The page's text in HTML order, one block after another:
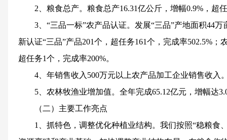
2、粮食总产。粮食总产16.31亿公斤，增幅0.9%，超
3、“三品一标”农产品认证。发展“三品”产地面积44万
新认证“三品”产品201个，超任务161个，完成率502.5%
超任务1个，完成率200%。
4、年销售收入500万元以上农产品加工企业销售收入。
5、农林牧渔业增加值。全年完成65.12亿元，增幅达
（二）主要工作亮点
1、抓特色，调整优化种植业结构。我们按照“稳粮食